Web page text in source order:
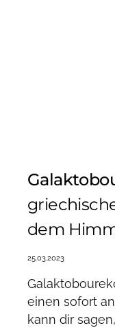
dem
25.03.2023
einen sofort an
kann dir